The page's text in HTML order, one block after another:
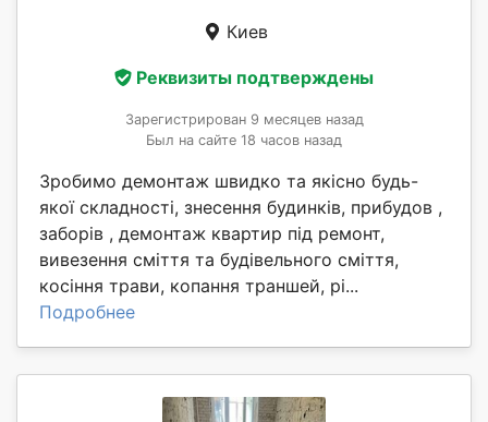
Киев
Реквизиты подтверждены
Зарегистрирован 9 месяцев назад
Был на сайте 18 часов назад
Зробимо демонтаж швидко та якісно будь-
якої складності, знесення будинків, прибудов ,
заборів , демонтаж квартир під ремонт,
вивезення сміття та будівельного сміття,
косіння трави, копання траншей, рі...
Подробнее